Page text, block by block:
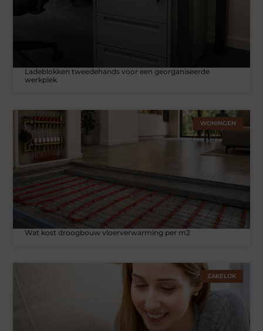
Ladeblokken tweedehands voor een georganiseerde
werkplek
WONINGEN
Wat kost droogbouw vloerverwarming per m2
ZAKELIJK